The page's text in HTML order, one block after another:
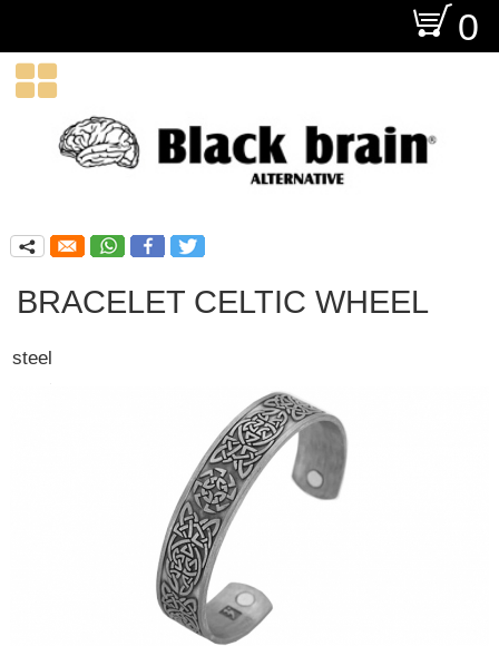
O 0

q
BRACELET CELTIC WHEEL
steel